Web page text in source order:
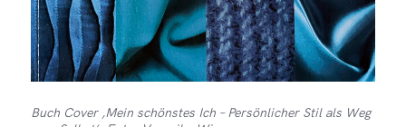
Buch Cover ‚Mein schönstes Ich – Persönlicher Stil als Weg